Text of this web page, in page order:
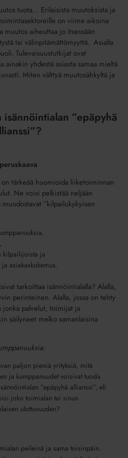
tuota… Erilaisista muutoksista ja
on viime aikoina
aiheuttaa jo itsessään
tai välinpitämättömyyttä. Asialla
Tulevaisuustutkijat ovat
ainakin yhdestä asiasta samaa mieltä
Miten välttyä muutosähkyltä ja
”epäpyhä
tärkeää huomioida liiketoiminnan
Ne voisi pelkistää neljään
”kilpailukykyisen
kilpailijoista ja
asiakaskokemus.
tarkoittaa isännöintialalla? Alalla,
perinteinen. Alalla, jossa on tehty
jonka palvelut, toimijat ja
säilyneet melko samanlaisina
paljon pieniä yrityksiä, mitä
ja kumppanuudet voisivat tuoda
”epäpyhä allianssi”, eli
joko toimialan tai sinun
ulottuvuuden?
peileinä ja sama toisinpäin.